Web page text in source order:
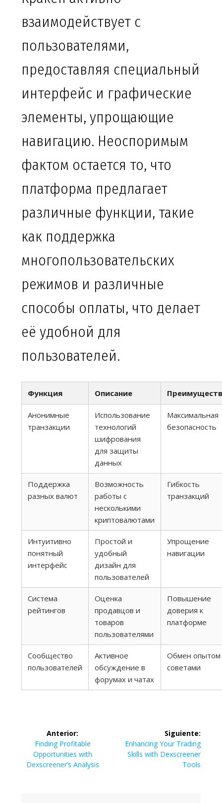
взаимодействует с
пользователями,
предоставляя специальный
интерфейс и графические
элементы, упрощающие
навигацию. Неоспоримым
фактом остается то, что
платформа предлагает
различные функции, такие
как поддержка
многопользовательских
режимов и различные
способы оплаты, что делает
её удобной для
пользователей.
Функция Описание
Анонимные
транзакции
Использование
технологий
шифрования
для защиты
данных
Максимальная
безопасность
Поддержка
разных валют
Возможность
работы с
несколькими
криптовалютами
Гибкость
транзакций
Интуитивно
понятный
интерфейс
Простой и
удобный
дизайн для
пользователей
Упрощение
навигации
Система
рейтингов
Оценка
продавцов и
товаров
пользователями
Повышение
доверия к
платформе
Сообщество
пользователей
Активное
обсуждение в
форумах и чатах
Обмен опытом
советами
Navegación
entradas
Anterior:
Entrada
anterior:
Finding Profitable
Opportunities with
Dexscreener’s Analysis
Siguiente:
Siguiente
entrada:
Enhancing Your Trading
Skills with Dexscreener
Tools